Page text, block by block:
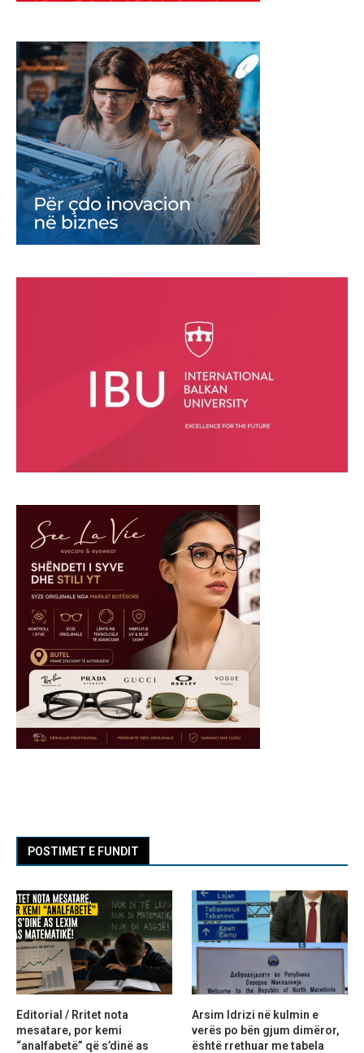
POSTIMET E FUNDIT
Editorial / Rritet nota
mesatare, por kemi
“analfabetë” që s’dinë as
Arsim Idrizi në kulmin e
verës po bën gjum dimëror,
është rrethuar me tabela